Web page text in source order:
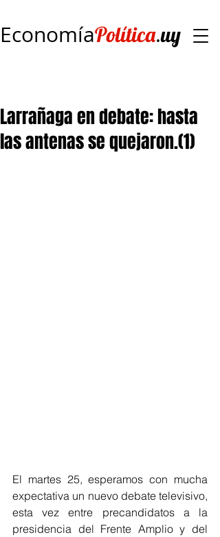
EconomíaPolítica.uy
Larrañaga en debate: hasta
las antenas se quejaron.(1)
El martes 25, esperamos con mucha
expectativa un nuevo debate televisivo,
esta vez entre precandidatos a la
presidencia del Frente Amplio y del